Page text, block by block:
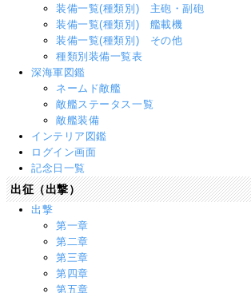
装備一覧(種類別) 主砲・副砲
装備一覧(種類別) 艦載機
装備一覧(種類別) その他
種類別装備一覧表
深海軍図鑑
ネームド敵艦
敵艦ステータス一覧
敵艦装備
インテリア図鑑
ログイン画面
記念日一覧
出征（出撃）
出撃
第一章
第二章
第三章
第四章
第五章